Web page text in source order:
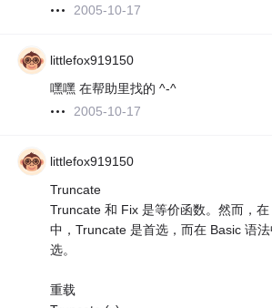
2005-10-17
littlefox919150
嘿嘿 在帮助里找的 ^-^
2005-10-17
littlefox919150
Truncate
Truncate 和 Fix 是等价函数。然而，
中，Truncate 是首选，而在 Basic 语
选。
重载